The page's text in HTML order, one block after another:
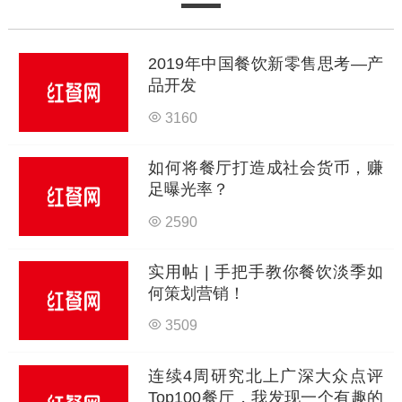
2019年中国餐饮新零售思考—产
品开发
3160
如何将餐厅打造成社会货币，赚
足曝光率？
2590
实用帖 | 手把手教你餐饮淡季如
何策划营销！
3509
连续4周研究北上广深大众点评
Top100餐厅，我发现一个有趣的